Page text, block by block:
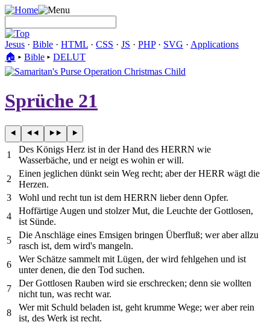
Jesus · Bible · HTML · CSS · JS · PHP· SVG · Applications
🏠︎ ▸ Bible ▸ DELUT
Sprüche 21
1
Des Königs Herz ist in der Hand des HERRN wie
Wasserbäche, und er neigt es wohin er will.
2
Einen jeglichen dünkt sein Weg recht; aber der HERR wägt die
Herzen.
3
Wohl und recht tun ist dem HERRN lieber denn Opfer.
4
Hoffärtige Augen und stolzer Mut, die Leuchte der Gottlosen,
ist Sünde.
5
Die Anschläge eines Emsigen bringen Überfluß; wer aber allzu
rasch ist, dem wird's mangeln.
6
Wer Schätze sammelt mit Lügen, der wird fehlgehen und ist
unter denen, die den Tod suchen.
7
Der Gottlosen Rauben wird sie erschrecken; denn sie wollten
nicht tun, was recht war.
8
Wer mit Schuld beladen ist, geht krumme Wege; wer aber rein
ist, des Werk ist recht.